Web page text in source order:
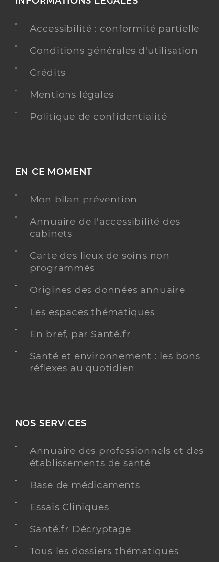
Accessibilité : conformité partielle
Conditions générales d'utilisation
Crédits
Mentions légales
Politique de confidentialité
EN CE MOMENT
Mon bilan prévention
Annuaire de l'accessibilité des
cabinets
Carte des lieux de soins non
programmés
Origines des données annuaire
Les espaces thématiques
En bref, par Santé.fr
Santé et environnement : les bons
réflexes au quotidien
NOS SERVICES
Annuaire des professionnels et des
établissements de santé
Base de médicaments
Essais Cliniques
Santé.fr Décryptage
Tous les dossiers thématiques